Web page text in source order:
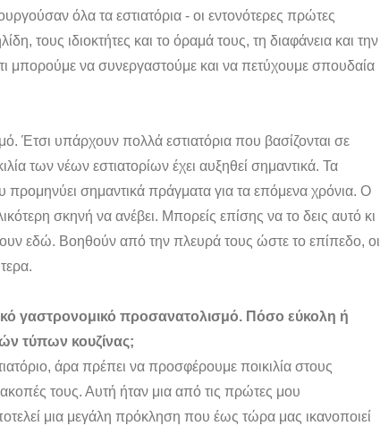
όλα τα εστιατόρια - οι εντονότερες πρώτες
τους ιδιοκτήτες και το όραμά τους, τη διαφάνεια και την
μπορούμε να συνεργαστούμε και να πετύχουμε σπουδαία
Έτσι υπάρχουν πολλά εστιατόρια που βασίζονται σε
των νέων εστιατορίων έχει αυξηθεί σημαντικά. Τα
προμηνύει σημαντικά πράγματα για τα επόμενα χρόνια. Ο
σκηνή να ανέβει. Μπορείς επίσης να το δεις αυτό κι
εδώ. Βοηθούν από την πλευρά τους ώστε το επίπεδο, οι
γαστρονομικό προσανατολισμό. Πόσο εύκολη ή
τύπων κουζίνας;
άρα πρέπει να προσφέρουμε ποικιλία στους
τους. Αυτή ήταν μια από τις πρώτες μου
μια μεγάλη πρόκληση που έως τώρα μας ικανοποιεί